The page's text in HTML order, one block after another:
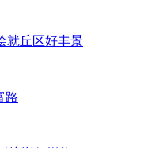
就丘区好丰景
路